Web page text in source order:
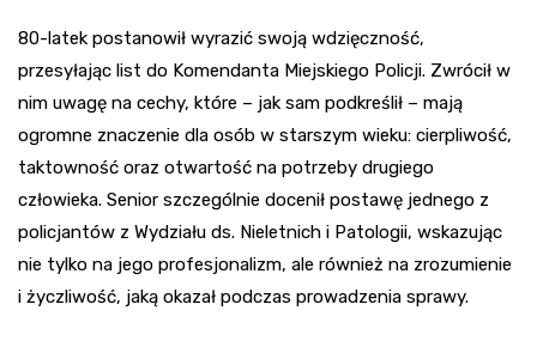
80-latek postanowił wyrazić swoją wdzięczność,
przesyłając list do Komendanta Miejskiego Policji. Zwrócił w
nim uwagę na cechy, które – jak sam podkreślił – mają
ogromne znaczenie dla osób w starszym wieku: cierpliwość,
taktowność oraz otwartość na potrzeby drugiego
człowieka. Senior szczególnie docenił postawę jednego z
policjantów z Wydziału ds. Nieletnich i Patologii, wskazując
nie tylko na jego profesjonalizm, ale również na zrozumienie
i życzliwość, jaką okazał podczas prowadzenia sprawy.